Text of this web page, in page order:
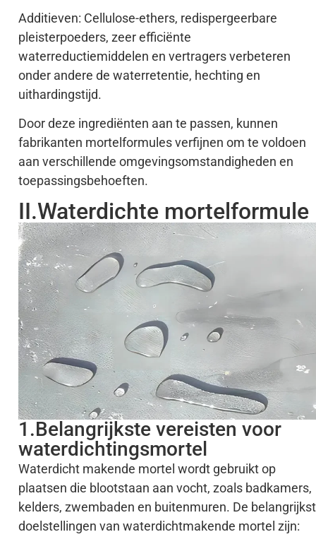
Additieven: Cellulose-ethers, redispergeerbare
pleisterpoeders, zeer efficiënte
waterreductiemiddelen en vertragers verbeteren
onder andere de waterretentie, hechting en
uithardingstijd.
Door deze ingrediënten aan te passen, kunnen
fabrikanten mortelformules verfijnen om te voldoen
aan verschillende omgevingsomstandigheden en
toepassingsbehoeften.
II.Waterdichte mortelformule
1.Belangrijkste vereisten voor
waterdichtingsmortel
Waterdicht makende mortel wordt gebruikt op
plaatsen die blootstaan aan vocht, zoals badkamers,
kelders, zwembaden en buitenmuren. De
doelstellingen van waterdichtmakende mortel zijn: